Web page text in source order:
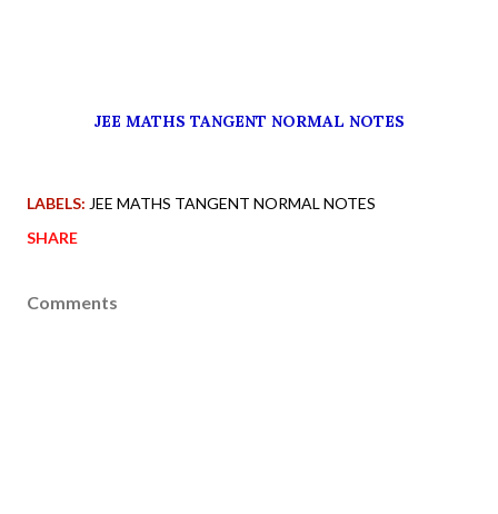
JEE MATHS TANGENT NORMAL NOTES
LABELS: JEE MATHS TANGENT NORMAL NOTES
SHARE
Comments